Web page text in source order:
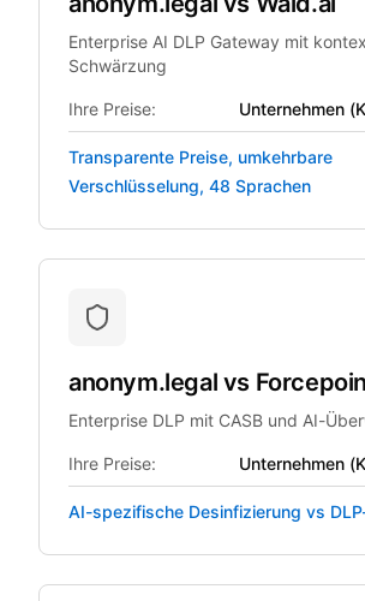
Enterprise AI DLP Gateway mit
Schwärzung
Ihre Preise: Unternehmen
Transparente Preise, umkehrbare
Verschlüsselung, 48 Sprachen
anonym.legal vs
Enterprise DLP mit CASB und AI-
Ihre Preise: Unternehmen
AI-spezifische Desinfizierung vs